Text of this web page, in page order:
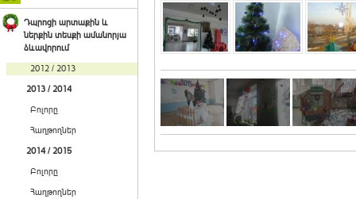
Դպրոցի արտաքին և
ներքին տեսքի ամանորյա
ձևավորում
2012 / 2013
2013 / 2014
Բոլորը
Հաղթողներ
2014 / 2015
Բոլորը
Հաղթողներ